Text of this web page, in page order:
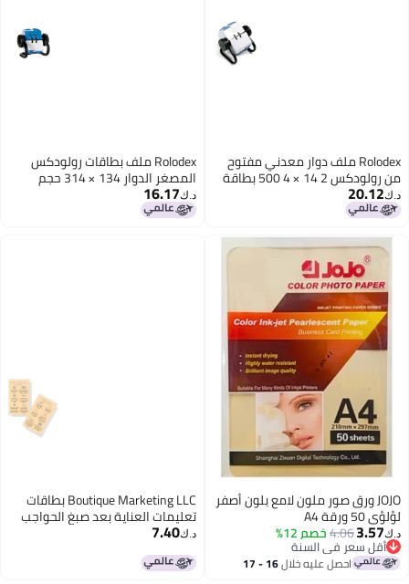
Rolodex ملف دوار معدني مفتوح
من رولودكس 2 14 × 4 500 بطاقة
باللون الأسود
د.ك‏20.12
Rolodex ملف بطاقات رولودكس
المصغر الدوار 134 × 314 حجم
الأسود بحجم مدمج مثالي لكتابة
د.ك‏16.17
JOJO ورق صور ملون لامع بلون أصفر
لؤلؤي 50 ورقة A4
210mmx297mm
د.ك‏3.57
4.06خصم 12%
أقل سعر في السنة
أقل سعر في السنة
احصل عليه خلال 16 - 17
Boutique Marketing LLC بطاقات
تعليمات العناية بعد صبغ الحواجب
بوصة | تصميم بلون تان مع لمسة
د.ك‏7.40